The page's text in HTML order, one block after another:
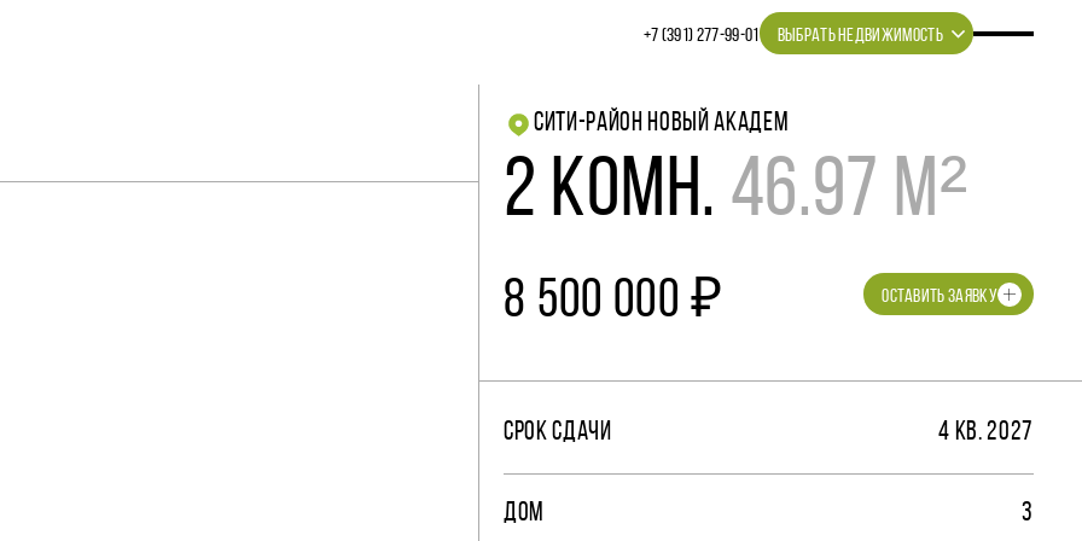
+7 (391) 277‒99‒01 ВЫБРАТЬ НЕДВИЖИМОСТЬ
СИТИ-РАЙОН НОВЫЙ АКАДЕМ
2 КОМН. 46.97 М²
8 500 000 ₽ ОСТАВИТЬ ЗАЯВКУ
СРОК СДАЧИ 4 КВ. 2027
ДОМ 3